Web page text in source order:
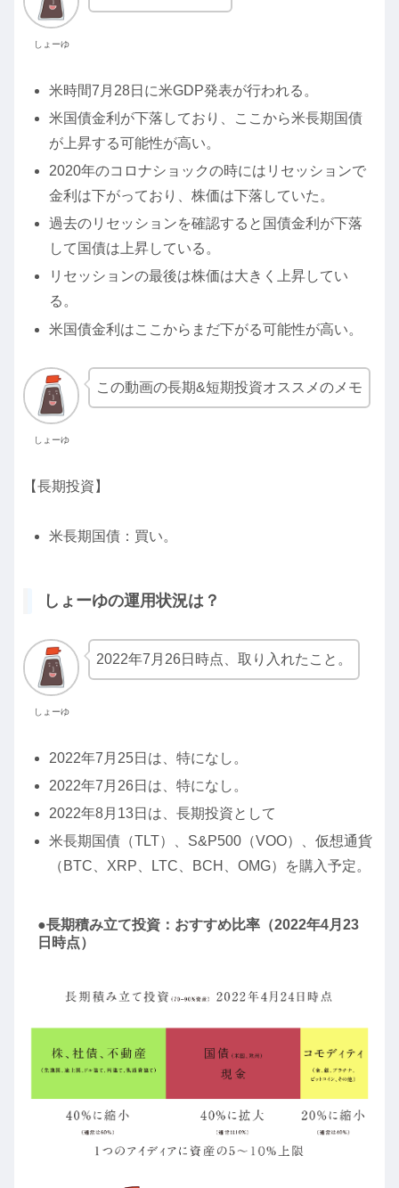
しょーゆ
米時間7月28日に米GDP発表が行われる。
米国債金利が下落しており、ここから米長期国債
が上昇する可能性が高い。
2020年のコロナショックの時にはリセッションで
金利は下がっており、株価は下落していた。
過去のリセッションを確認すると国債金利が下落
して国債は上昇している。
リセッションの最後は株価は大きく上昇してい
る。
米国債金利はここからまだ下がる可能性が高い。
しょーゆ
この動画の長期&短期投資オススメのメモ
【長期投資】
米長期国債：買い。
しょーゆの運用状況は？
しょーゆ
2022年7月26日時点、取り入れたこと。
2022年7月25日は、特になし。
2022年7月26日は、特になし。
2022年8月13日は、長期投資として
米長期国債（TLT）、S&P500（VOO）、仮想通貨
（BTC、XRP、LTC、BCH、OMG）を購入予定。
●長期積み立て投資：おすすめ比率（2022年4月23
日時点）